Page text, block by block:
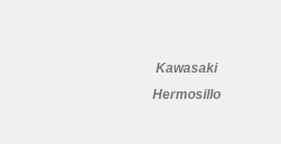
Kawasaki
Hermosillo